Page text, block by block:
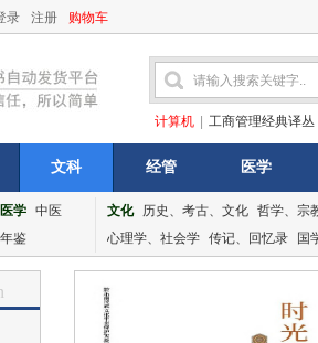
录 注册 购物车
计算机 工商管理经典译丛
文科 经管 医学
医学 中医
年鉴
文化 历史、考古、文化 哲学、宗
心理学、社会学 传记、回忆录 国